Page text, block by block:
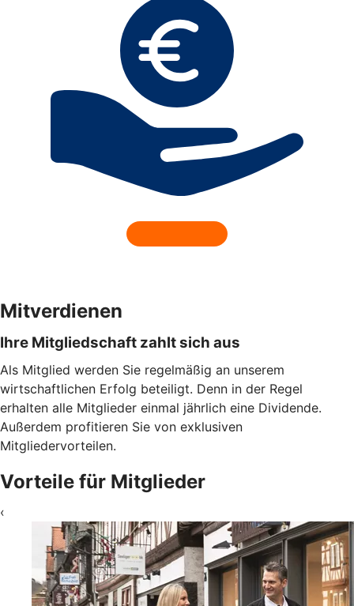
Mitverdienen
Ihre Mitgliedschaft zahlt sich aus
Als Mitglied werden Sie regelmäßig an unserem
wirtschaftlichen Erfolg beteiligt. Denn in der Regel
erhalten alle Mitglieder einmal jährlich eine Dividende.
Außerdem profitieren Sie von exklusiven
Mitgliedervorteilen.
Vorteile für Mitglieder
‹